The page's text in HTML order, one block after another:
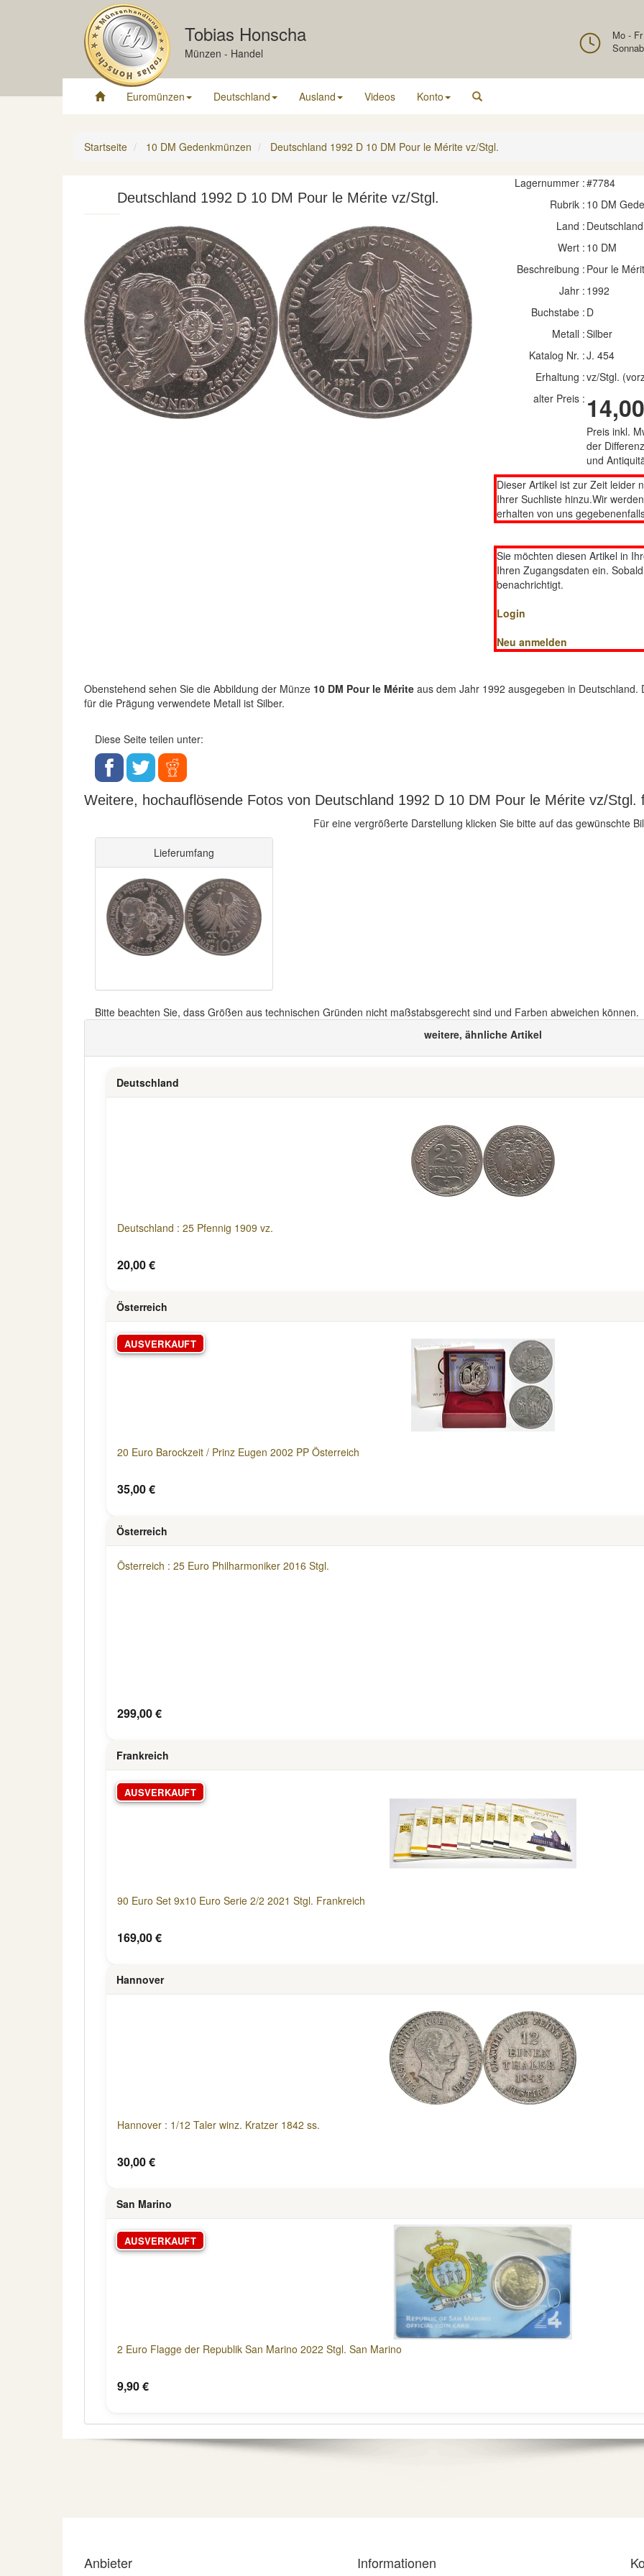
Tobias Honscha
Münzen - Handel
Mo -
Euromünzen Deutschland Ausland Videos Konto
Startseite 10 DM Gedenkmünzen Deutschland 1992 D 10 DM Pour le Mérite vz/Stgl.
Deutschland 1992 D 10 DM Pour le Mérite vz/Stgl.
Lagernummer :#7784
Rubrik : 10 DM
Land : Deutschland
Wert : 10 DM
Beschreibung : Pour le
Jahr : 1992
Buchstabe : D
Metall :Silber
Katalog Nr. :J. 454
Erhaltung :vz/Stgl.
alter Preis :
Preis inkl.
der
und
Dieser Artikel ist zur Zeit leider
Ihrer Suchliste hinzu.Wir
erhalten von uns
Sie möchten diesen Artikel in
Ihren Zugangsdaten ein.
benachrichtigt.
Login
Neu anmelden
Obenstehend sehen Sie die Abbildung der Münze 10 DM Pour le Mérite aus dem Jahr 1992 ausgegeben in
für die Prägung verwendete Metall ist Silber.
Diese Seite teilen unter:
Weitere, hochauflösende Fotos von Deutschland 1992 D 10 DM Pour le Mérite vz/Stgl.
Für eine vergrößerte Darstellung klicken Sie bitte auf das gewünschte
Lieferumfang
Bitte beachten Sie, dass Größen aus technischen Gründen nicht maßstabsgerecht sind und Farben abweichen können.
weitere, ähnliche Artikel
Deutschland
Deutschland : 25 Pfennig 1909 vz.
20,00 €
Österreich
AUSVERKAUFT
20 Euro Barockzeit / Prinz Eugen 2002 PP Österreich
35,00 €
Österreich
Österreich : 25 Euro Philharmoniker 2016 Stgl.
299,00 €
Frankreich
AUSVERKAUFT
90 Euro Set 9x10 Euro Serie 2/2 2021 Stgl. Frankreich
169,00 €
Hannover
Hannover : 1/12 Taler winz. Kratzer 1842 ss.
30,00 €
San Marino
AUSVERKAUFT
2 Euro Flagge der Republik San Marino 2022 Stgl. San Marino
9,90 €
Anbieter Informationen